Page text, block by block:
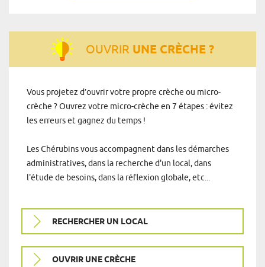
OUVRIR UNE CRÈCHE ?
Vous projetez d’ouvrir votre propre crèche ou micro-
crèche ? Ouvrez votre micro-crèche en 7 étapes : évitez
les erreurs et gagnez du temps !
Les Chérubins vous accompagnent dans les démarches
administratives, dans la recherche d'un local, dans
l'étude de besoins, dans la réflexion globale, etc...
RECHERCHER UN LOCAL
OUVRIR UNE CRÈCHE